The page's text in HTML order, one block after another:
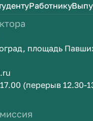
Работнику
площадь
(перерыв 12.30-